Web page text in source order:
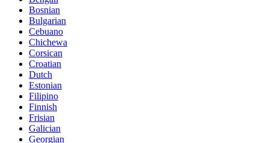
Bosnian
Bulgarian
Cebuano
Chichewa
Corsican
Croatian
Dutch
Estonian
Filipino
Finnish
Frisian
Galician
Georgian